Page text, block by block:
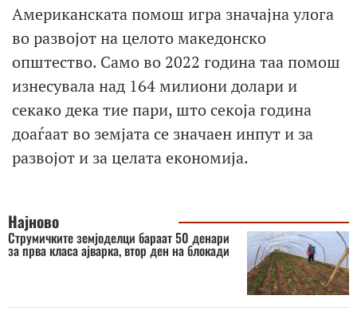
Американската помош игра значајна улога
во развојот на целото македонско
општество. Само во 2022 година таа помош
изнесувала над 164 милиони долари и
секако дека тие пари, што секоја година
доаѓаат во земјата се значаен инпут и за
развојот и за целата економија.
Најново
Струмичките земјоделци бараат 50 денари
за прва класа ајварка, втор ден на блокади